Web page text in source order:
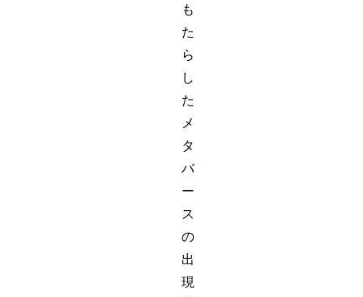
も
た
ら
し
た
メ
タ
バ
ー
ス
の
出
現